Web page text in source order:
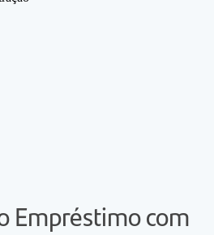
Empréstimo com